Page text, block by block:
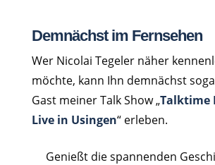
Demnächst im Fernsehen
Wer Nicolai Tegeler näher
möchte, kann Ihn demnächst
Gast meiner Talk Show „Talktime
Live in Usingen“ erleben.
Genießt die spannenden